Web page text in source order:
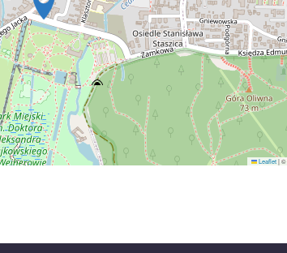
Leaflet|©